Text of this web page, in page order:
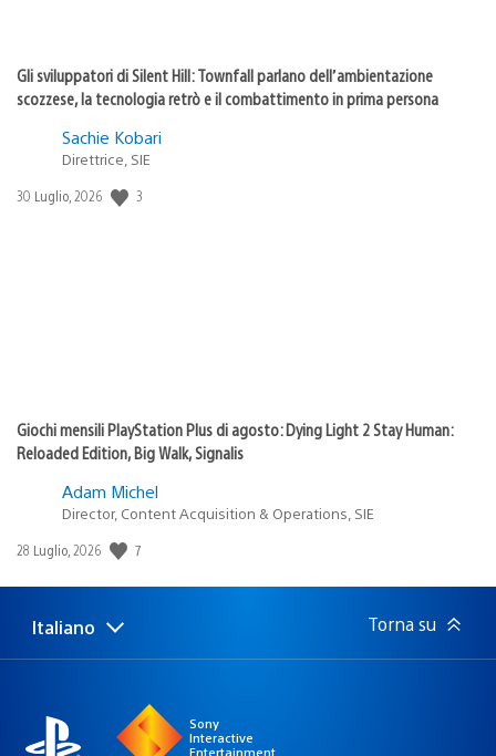
Gli sviluppatori di Silent Hill: Townfall parlano dell’ambientazione
scozzese, la tecnologia retrò e il combattimento in prima persona
Sachie Kobari
Direttrice, SIE
Data
30 Luglio, 2026 3
Giochi mensili PlayStation Plus di agosto: Dying Light 2 Stay Human:
Reloaded Edition, Big Walk, Signalis
Adam Michel
Director, Content Acquisition & Operations, SIE
Data
pubblicazione:
28 Luglio, 2026 7
Seleziona
una
Regione
attuale:
Italiano Torna su
Sony
Interactive
Entertainment